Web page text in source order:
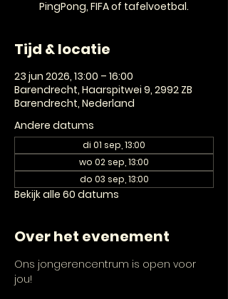
PingPong, FIFA of tafelvoetbal.
Tijd & locatie
23 jun 2026, 13:00 – 16:00
Barendrecht, Haarspitwei 9, 2992 ZB
Barendrecht, Nederland
Andere datums
di 01 sep, 13:00
wo 02 sep, 13:00
do 03 sep, 13:00
Bekijk alle 60 datums
Over het evenement
Ons jongerencentrum is open voor
jou!